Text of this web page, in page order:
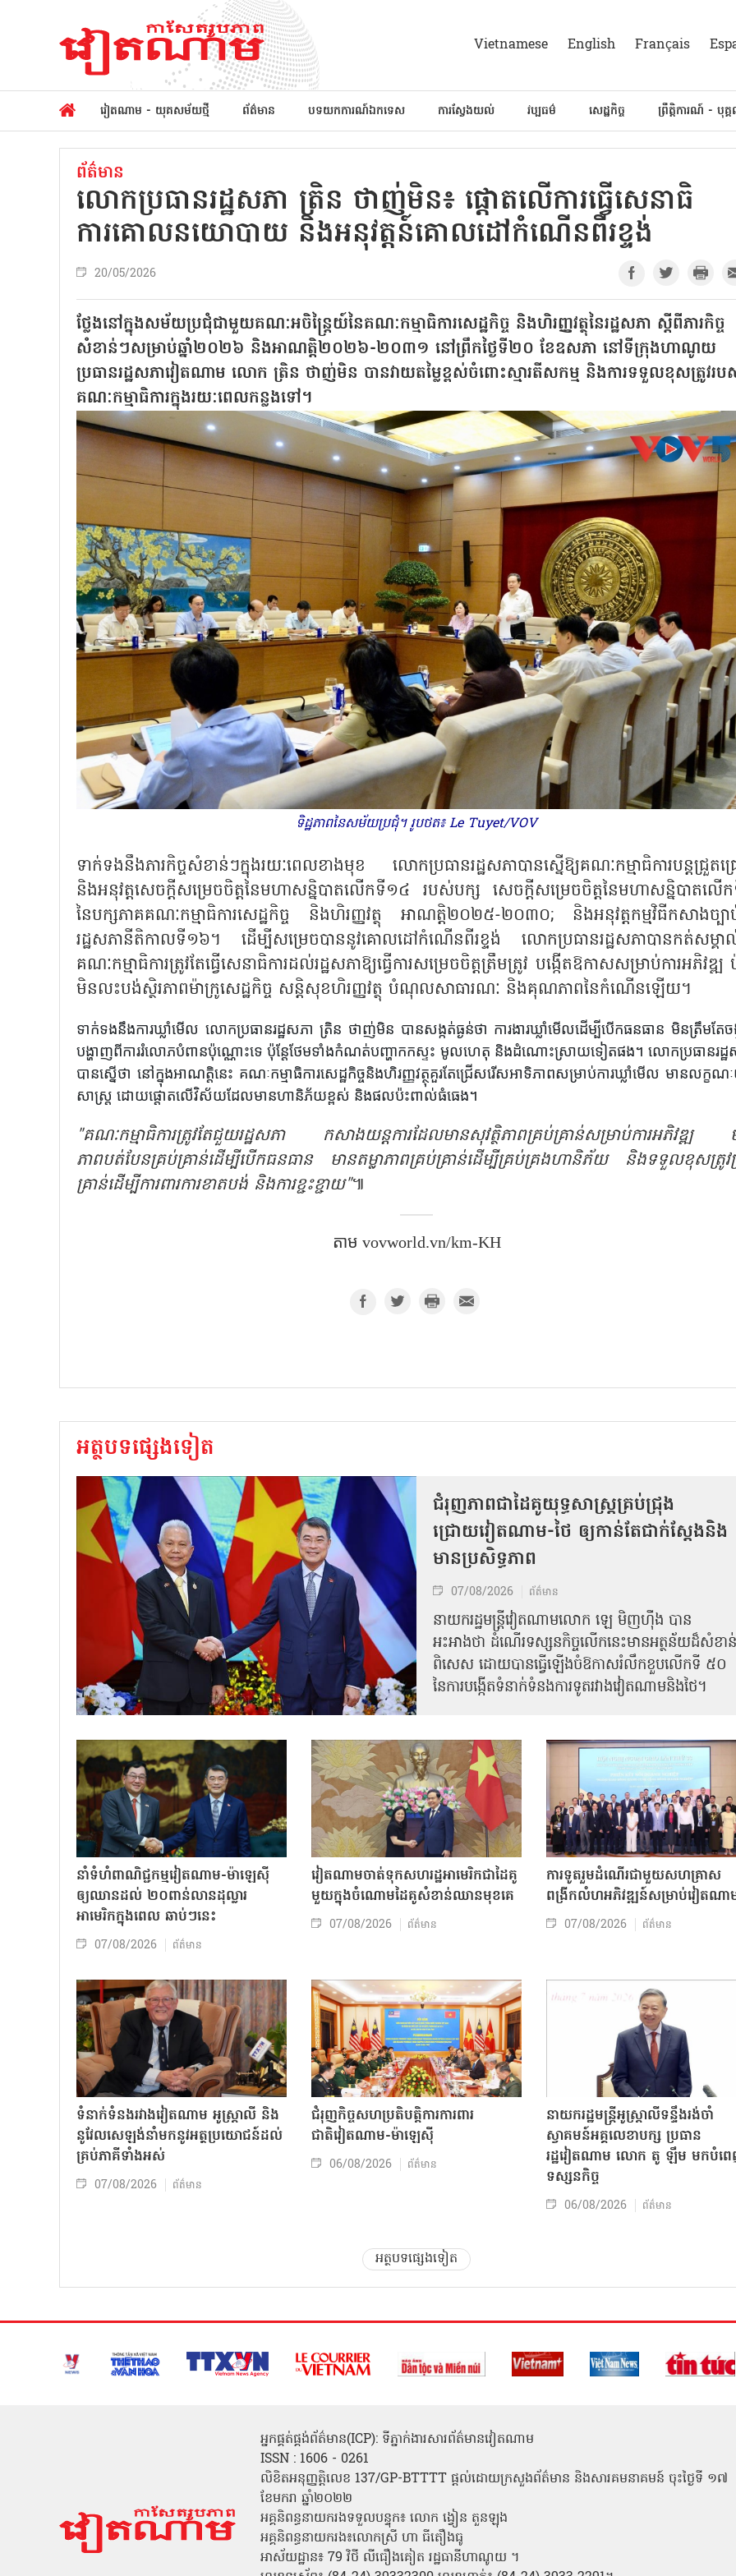
Vietnamese English Français
វៀតណាម - យុគសម័យថ្មី ព័ត៌មាន បទយកការណ៍ឯកទេស ការស្វែងយល់ វប្បធម៌ សេដ្ឋកិច្ច ព្រឹត្តិការណ៍ - បុគ្
ព័ត៌មាន
លោកប្រធានរដ្ឋសភា ត្រិន ថាញ់មិន៖ ផ្តោតលើការធ្វើសេនាធិ
ការគោលនយោបាយ និងអនុវត្តន៍គោលដៅកំណើនពីរខ្ទង់
20/05/2026
ថ្លែងនៅក្នុងសម័យប្រជុំជាមួយគណៈអចិន្ត្រៃយ៍នៃគណៈកម្មាធិការសេដ្ឋកិច្ច និងហិរញ្ញវត្ថុនៃរដ្ឋសភា ស្តីពីភារកិច្ច
សំខាន់ៗសម្រាប់ឆ្នាំ២០២៦ និងអាណត្តិ២០២៦-២០៣១ នៅព្រឹកថ្ងៃទី២០ ខែឧសភា នៅទីក្រុងហាណូយ
ប្រធានរដ្ឋសភាវៀតណាម លោក ត្រិន ថាញ់មិន បានវាយតម្លៃខ្ពស់ចំពោះស្មារតីសកម្ម និងការទទួលខុសត្រូវរ
គណៈកម្មាធិការក្នុងរយៈពេលកន្លងទៅ។
ទិដ្ឋភាពនៃសម័យប្រជុំ។ រូបថត៖ Le Tuyet/VOV
ទាក់ទងនឹងភារកិច្ចសំខាន់ៗ​ក្នុងរយៈពេលខាងមុខ លោកប្រធានរដ្ឋសភាបានស្នើឱ្យគណៈកម្មាធិការ​បន្តជ្រួតជ្
និងអនុវត្តសេចក្តីសម្រេច​ចិត្ត​នៃមហាសន្និបាតលើកទី១៤ របស់បក្ស សេចក្តីសម្រេច​ចិត្ត​នៃមហាសន្និបាតលើ
នៃបក្ស​ភាគ​គណៈកម្មាធិការ​សេដ្ឋកិច្ច និងហិរញ្ញវត្ថុ អាណត្តិ២០២៥-២០៣០; និងអនុវត្តកម្មវិធីកសាង​ច្ប
រដ្ឋសភានីតិកាលទី១៦។ ដើម្បីសម្រេចបាននូវ​គោលដៅ​កំណើនពីរខ្ទង់ លោកប្រធានរដ្ឋសភាបានកត់សម្គា
គណៈកម្មាធិការត្រូវតែ​ធ្វើ​សេនាធិការដល់រដ្ឋសភាឱ្យធ្វើការសម្រេចចិត្តត្រឹមត្រូវ បង្កើតឱកាសសម្រាប់ការអភិវឌ្ឍ
មិន​លះបង់ស្ថិរភាពម៉ាក្រូសេដ្ឋកិច្ច សន្តិសុខហិរញ្ញវត្ថុ បំណុលសាធារណៈ និងគុណភាពនៃកំណើនឡើយ។
ទាក់ទងនឹងការឃ្លាំមើល លោកប្រធានរដ្ឋសភា ត្រិន ថាញ់មិន បានសង្កត់ធ្ងន់ថា ការងារឃ្លាំមើលដើម្បី​បើកធនធាន មិនត្រឹមតែ
បង្ហាញពីការរំលោភបំពានប៉ុណ្ណោះទេ ប៉ុន្តែថែមទាំងកំណត់បញ្ហាកកស្ទះ មូលហេតុ និងដំណោះស្រាយទៀត​ផង​។ លោកប្រធាន​រដ្ឋ
បានស្នើថា នៅក្នុងអាណត្តិនេះ គណៈកម្មាធិការសេដ្ឋកិច្ចនិងហិរញ្ញវត្ថុគួរតែជ្រើសរើសអាទិភាព​សម្រាប់ការឃ្លាំមើល មាន​លក្ខណ
សាស្ត្រ ដោយផ្តោតលើវិស័យ​ដែល​មានហានិភ័យខ្ពស់ និង​ផលប៉ះពាល់ធំធេង​។​
"គណៈកម្មាធិការត្រូវតែជួយរដ្ឋសភា កសាងយន្តការដែលមានសុវត្ថិភាពគ្រប់គ្រាន់សម្រាប់ការអភិវឌ្ឍ
ភាពបត់បែនគ្រប់គ្រាន់ដើម្បីបើកធនធាន មានតម្លាភាពគ្រប់គ្រាន់ដើម្បីគ្រប់គ្រងហានិភ័យ និងទទួលខុសត្រូវ
គ្រាន់ដើម្បីការពារការខាតបង់ និងការខ្ជះខ្ជាយ"៕​
តាម​ vovworld.vn/km-KH
អត្ថបទផ្សេងទៀត
ជំរុញភាពជាដៃគូយុទ្ធសាស្ត្រគ្រប់ជ្រុង
ជ្រោយវៀតណាម-ថៃ ឲ្យកាន់តែជាក់ស្ដែងនិង
មានប្រសិទ្ធភាព
07/08/2026 ព័ត៌មាន
នាយករដ្ឋមន្ត្រីវៀតណាមលោក ឡេ មិញហ៊ឹង បាន
អះអាងថា ដំណើរទស្សនកិច្ចលើកនេះមានអត្ថន័យដ៏សំខាន់
ពិសេស ដោយបានធ្វើឡើងចំឱកាសរំលឹកខួបលើកទី ៥០
នៃការបង្កើតទំនាក់ទំនងការទូតរវាងវៀតណាមនិងថៃ។
នាំទំហំពាណិជ្ជកម្មវៀតណាម-ម៉ាឡេស៊ី
ឲ្យឈានដល់ ២០ពាន់លានដុល្លារ
អាមេរិកក្នុងពេល ឆាប់ៗនេះ
07/08/2026 ព័ត៌មាន
វៀតណាមចាត់ទុកសហរដ្ឋអាមេរិកជាដៃគូ
មួយក្នុងចំណោមដៃគូសំខាន់ឈានមុខគេ
07/08/2026 ព័ត៌មាន
ការទូតរួមដំណើរជាមួយសហគ្រាស
ពង្រីកលំហអភិវឌ្ឍន៍សម្រាប់វៀតណា
07/08/2026 ព័ត៌មាន
ទំនាក់ទំនងរវាងវៀតណាម អូស្ត្រាលី និង
នូវែលសេឡង់នាំមកនូវអត្ថប្រយោជន៍ដល់
គ្រប់ភាគីទាំងអស់
07/08/2026 ព័ត៌មាន
ជំរុញកិច្ចសហប្រតិបត្តិការការពារ
ជាតិវៀតណាម-ម៉ាឡេស៊ី
06/08/2026 ព័ត៌មាន
នាយករដ្ឋមន្ត្រីអូស្ត្រាលីទន្ទឹងរង់ចាំ
ស្វាគមន៍អគ្គលេខាបក្ស ប្រធាន
រដ្ឋវៀតណាម លោក តូ ឡឹម មកបំព
ទស្សនកិច្ច
06/08/2026 ព័ត៌មាន
អត្ថបទផ្សេងទៀត
អ្នកផ្គត់ផ្គង់ព័ត៌មាន(ICP): ទីភ្នាក់ងារសារព័ត៌មានវៀតណាម
ISSN : 1606 - 0261
លិខិតអនុញ្ញត្តិលេខ 137/GP-BTTTT ផ្តល់ដោយក្រសួងព័ត៌មាន និងសារគមនាគមន៍ ចុះថ្ងៃទី ១៧
ខែមករា ឆ្នាំ២០២២
អគ្គនិពន្ធនាយករងទទួលបន្ទុក៖ លោក ង្វៀន តួនឡុង
អគ្គនិពន្ធនាយករង៖លោកស្រី ហា ធីតឿងធូ
អាស័យដ្ឋាន៖ 79 វិថី លីធឿងគៀត រដ្ឋធានីហាណូយ ។